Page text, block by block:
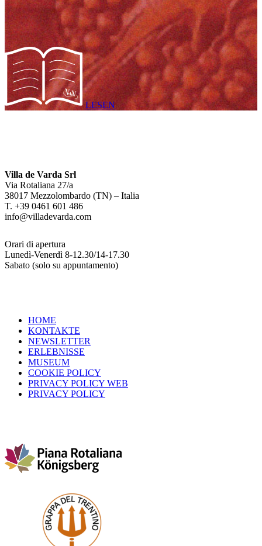
LESEN
Villa de Varda Srl
Via Rotaliana 27/a
38017 Mezzolombardo (TN) – Italia
T. +39 0461 601 486
info@villadevarda.com
Orari di apertura
Lunedì-Venerdì 8-12.30/14-17.30
Sabato (solo su appuntamento)
HOME
KONTAKTE
NEWSLETTER
ERLEBNISSE
MUSEUM
COOKIE POLICY
PRIVACY POLICY WEB
PRIVACY POLICY